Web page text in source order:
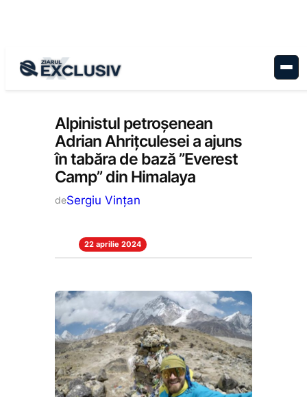
Stiri la zi
Alpinistul petroșenean
Adrian Ahrițculesei a ajuns
în tabăra de bază ”Everest
Camp” din Himalaya
deSergiu Vințan
22 aprilie 2024